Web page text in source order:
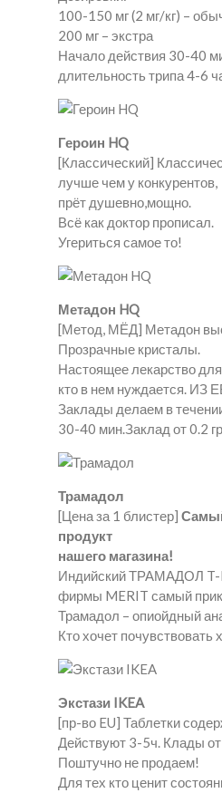
100-150 мг (2 мг/кг) –
200 мг – экстра
Начало действия 30-40
длительность трипа 4-6
Героин HQ
[Классический]
лучше чем у конкурентов,
прёт душевно,мощно.
Всё как доктор прописал.
Угериться самое то!
Метадон HQ
[Метод, МЁД] Метадон
Прозрачные кристалы.
Настоящее лекарство
кто в нем нуждается.
Заклады делаем в
30-40 мин.Заклад от 0.2
Трамадол
[Цена за 1 блистер]
продукт
нашего магазина!
Индийский ТРАМАДОЛ
фирмы MERIT самый
Трамадол – опиойдный
Кто хочет
Экстази IKEA
[пр-во EU] Таблетки
Действуют 3-5ч. Клады
Поштучно не продаем!
Для тех кто ценит